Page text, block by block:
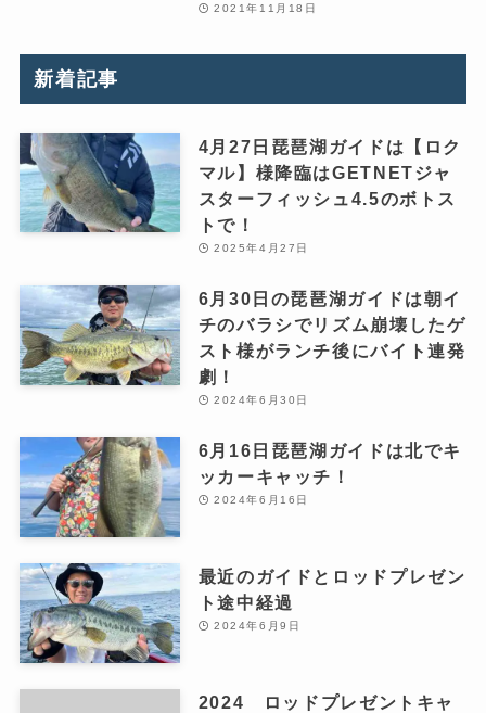
2021年11月18日
新着記事
4月27日琵琶湖ガイドは【ロク
マル】様降臨はGETNETジャ
スターフィッシュ4.5のボトス
トで！
2025年4月27日
6月30日の琵琶湖ガイドは朝イ
チのバラシでリズム崩壊したゲ
スト様がランチ後にバイト連発
劇！
2024年6月30日
6月16日琵琶湖ガイドは北でキ
ッカーキャッチ！
2024年6月16日
最近のガイドとロッドプレゼン
ト途中経過
2024年6月9日
2024 ロッドプレゼントキャ